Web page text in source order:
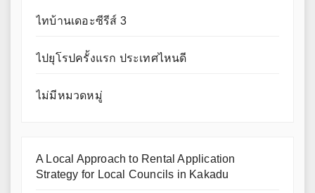
ไทบ้านเดอะซีรีส์ 3
ไปยุโรปครั้งแรก ประเทศไหนดี
ไม่มีหมวดหมู่
A Local Approach to Rental Application
Strategy for Local Councils in Kakadu